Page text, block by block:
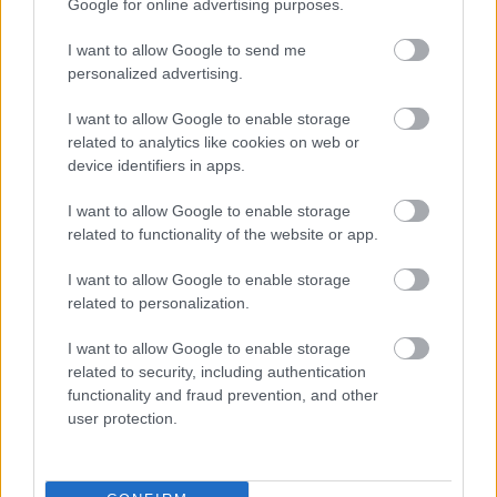
Google for online advertising purposes.
I want to allow Google to send me
personalized advertising.
I want to allow Google to enable storage
related to analytics like cookies on web or
device identifiers in apps.
I want to allow Google to enable storage
related to functionality of the website or app.
I want to allow Google to enable storage
related to personalization.
I want to allow Google to enable storage
related to security, including authentication
functionality and fraud prevention, and other
user protection.
Το Google Assistant αποσύρεται από
ανοίγει τον δρόμο για πειράματα